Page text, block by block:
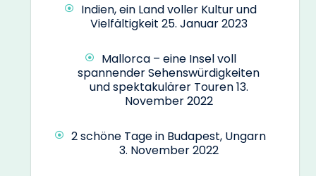
Indien, ein Land voller Kultur und
Vielfältigkeit 25. Januar 2023
Mallorca – eine Insel voll
spannender Sehenswürdigkeiten
und spektakulärer Touren13.
November 2022
2 schöne Tage in Budapest, Ungarn
3. November 2022